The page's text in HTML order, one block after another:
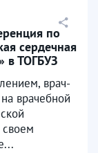
по
сердечная
в ТОГБУЗ
врач-
врачебной